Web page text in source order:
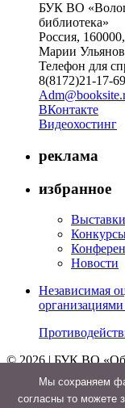
БУК ВО
библиотека»
Россия,
Марии
Телефон для
8(8172)21-17-69
ВКонтакте
Видеохостинг
реклама
избранное
Выставки
Новости
Независимая
© 2026 | БУК ВО
библиотека»
Мы cохраняем
согласны то можете